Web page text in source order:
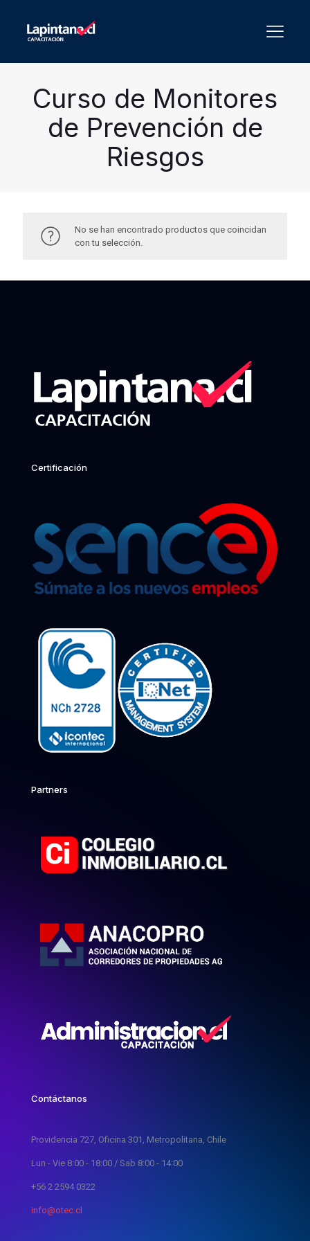
Curso de Monitores
de Prevención de
Riesgos
No se han encontrado productos que coincidan
con tu selección.
Certificación
Partners
Contáctanos
Providencia 727, Oficina 301, Metropolitana, Chile
Lun - Vie 8:00 - 18:00 / Sab 8:00 - 14:00
+56 2 2594 0322
info@otec.cl